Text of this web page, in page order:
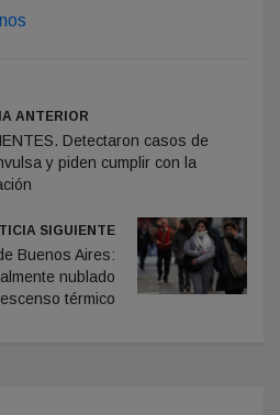
ANTERIOR
Detectaron casos de
y piden cumplir con la
SIGUIENTE
Buenos Aires:
nublado
térmico